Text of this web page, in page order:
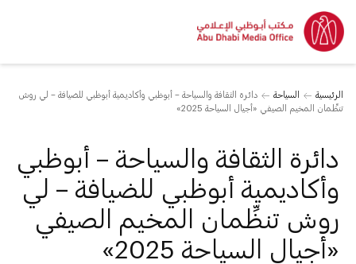
الرئيسية السياحة
دائرة الثقافة والسياحة – أبوظبي وأكاديمية أبوظبي للضيافة – لي روش
تنظِّمان المخيم الصيفي «أجيال السياحة 2025»
دائرة الثقافة والسياحة – أبوظبي
وأكاديمية أبوظبي للضيافة – لي
روش تنظِّمان المخيم الصيفي
«أجيال السياحة 2025»